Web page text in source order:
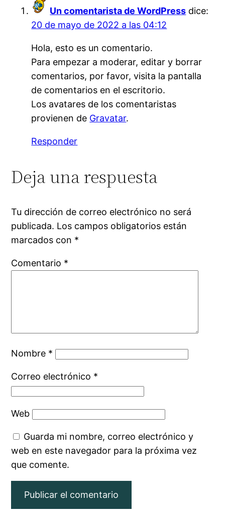
Un comentarista de WordPress dice:
20 de mayo de 2022 a las 04:12
Hola, esto es un comentario.
Para empezar a moderar, editar y borrar
comentarios, por favor, visita la pantalla
de comentarios en el escritorio.
Los avatares de los comentaristas
provienen de Gravatar.
Responder
Deja una respuesta
Tu dirección de correo electrónico no será
publicada. Los campos obligatorios están
marcados con *
Comentario *
Nombre *
Correo electrónico *
Web
Guarda mi nombre, correo electrónico y
web en este navegador para la próxima vez
que comente.